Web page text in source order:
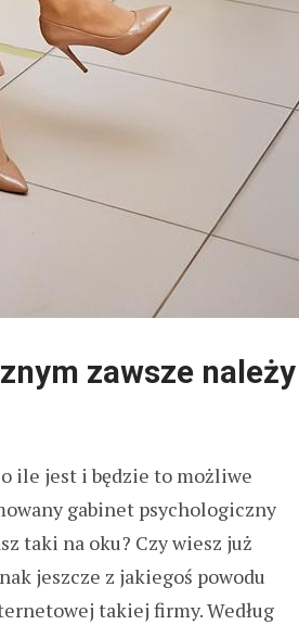
zawsze należy
ile jest i będzie to możliwe
gabinet psychologiczny
taki na oku? Czy wiesz już
jeszcze z jakiegoś powodu
takiej firmy. Według